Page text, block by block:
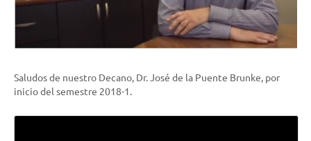
Saludos de nuestro Decano, Dr. José de la Puente Brunke, por
inicio del semestre 2018-1.